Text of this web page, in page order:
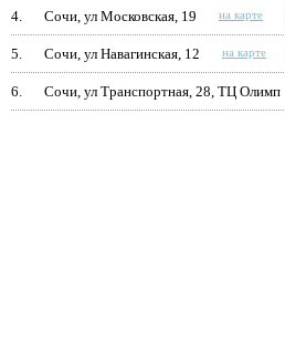
4. Сочи, ул Московская, 19 на карте
5. Сочи, ул Навагинская, 12 на карте
6. Сочи, ул Транспортная, 28, ТЦ Олимп